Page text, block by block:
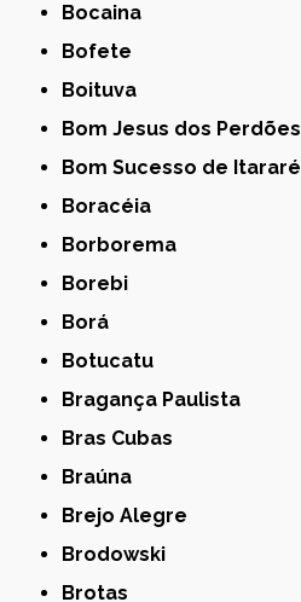
Bocaina
Bofete
Boituva
Bom Jesus dos Perdões
Bom Sucesso de Itararé
Boracéia
Borborema
Borebi
Borá
Botucatu
Bragança Paulista
Bras Cubas
Braúna
Brejo Alegre
Brodowski
Brotas